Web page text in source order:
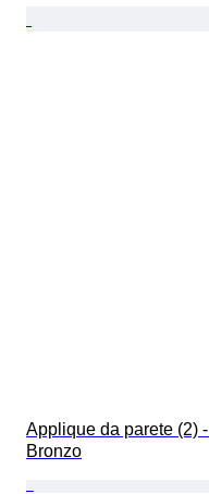
Applique da parete (2) -
Bronzo